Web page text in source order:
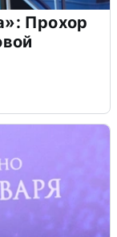
Прохор